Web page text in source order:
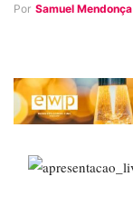
Por Samuel Mendonça